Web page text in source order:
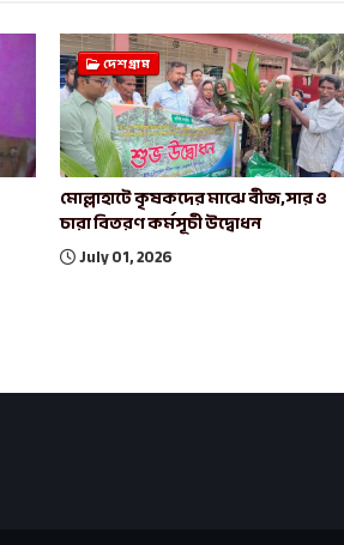
দেশগ্রাম
মোল্লাহাটে কৃষকদের মাঝে বীজ,সার ও
চারা বিতরণ কর্মসূচী উদ্বোধন
July 01, 2026